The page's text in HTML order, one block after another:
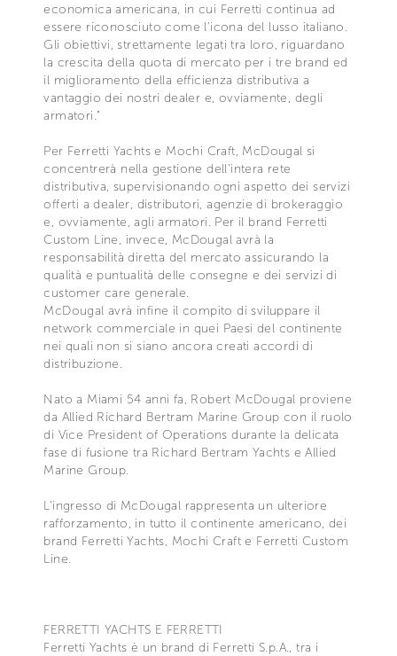
economica americana, in cui Ferretti continua ad
essere riconosciuto come l'icona del lusso italiano.
Gli obiettivi, strettamente legati tra loro, riguardano
la crescita della quota di mercato per i tre brand ed
il miglioramento della efficienza distributiva a
vantaggio dei nostri dealer e, ovviamente, degli
armatori."
Per Ferretti Yachts e Mochi Craft, McDougal si
concentrerà nella gestione dell'intera rete
distributiva, supervisionando ogni aspetto dei servizi
offerti a dealer, distributori, agenzie di brokeraggio
e, ovviamente, agli armatori. Per il brand Ferretti
Custom Line, invece, McDougal avrà la
responsabilità diretta del mercato assicurando la
qualità e puntualità delle consegne e dei servizi di
customer care generale.
McDougal avrà infine il compito di sviluppare il
network commerciale in quei Paesi del continente
nei quali non si siano ancora creati accordi di
distribuzione.
Nato a Miami 54 anni fa, Robert McDougal proviene
da Allied Richard Bertram Marine Group con il ruolo
di Vice President of Operations durante la delicata
fase di fusione tra Richard Bertram Yachts e Allied
Marine Group.
L'ingresso di McDougal rappresenta un ulteriore
rafforzamento, in tutto il continente americano, dei
brand Ferretti Yachts, Mochi Craft e Ferretti Custom
Line.
FERRETTI YACHTS E FERRETTI
Ferretti Yachts è un brand di Ferretti S.p.A., tra i